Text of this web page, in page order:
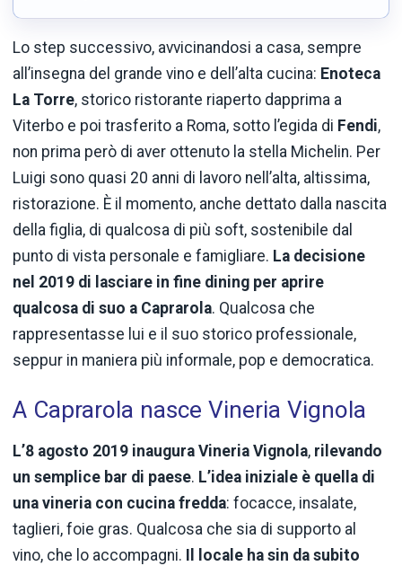
Lo step successivo, avvicinandosi a casa, sempre
all’insegna del grande vino e dell’alta cucina: Enoteca
La Torre, storico ristorante riaperto dapprima a
Viterbo e poi trasferito a Roma, sotto l’egida di Fendi,
non prima però di aver ottenuto la stella Michelin. Per
Luigi sono quasi 20 anni di lavoro nell’alta, altissima,
ristorazione. È il momento, anche dettato dalla nascita
della figlia, di qualcosa di più soft, sostenibile dal
punto di vista personale e famigliare. La decisione
nel 2019 di lasciare in fine dining per aprire
qualcosa di suo a Caprarola. Qualcosa che
rappresentasse lui e il suo storico professionale,
seppur in maniera più informale, pop e democratica.
A Caprarola nasce Vineria Vignola
L’8 agosto 2019 inaugura Vineria Vignola, rilevando
un semplice bar di paese. L’idea iniziale è quella di
una vineria con cucina fredda: focacce, insalate,
taglieri, foie gras. Qualcosa che sia di supporto al
vino, che lo accompagni.
Il locale ha sin da subito